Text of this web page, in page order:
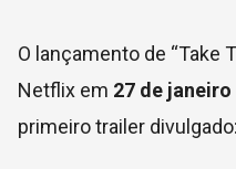
O lançamento de “Take
Netflix em 27 de janeiro
primeiro trailer divulgado: